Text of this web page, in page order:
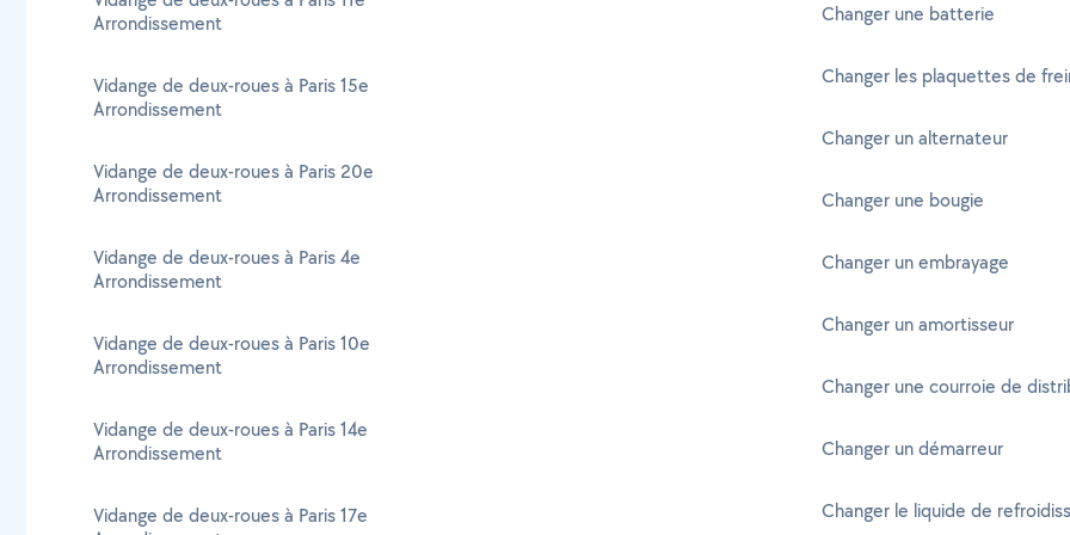
Arrondissement
Vidange de deux-roues à Paris 15e
Arrondissement
Vidange de deux-roues à Paris 20e
Arrondissement
Vidange de deux-roues à Paris 4e
Arrondissement
Vidange de deux-roues à Paris 10e
Arrondissement
Vidange de deux-roues à Paris 14e
Arrondissement
Vidange de deux-roues à Paris 17e
Changer une batterie
Changer les plaquettes de
Changer un alternateur
Changer une bougie
Changer un embrayage
Changer un amortisseur
Changer une courroie de
Changer un démarreur
Changer le liquide de